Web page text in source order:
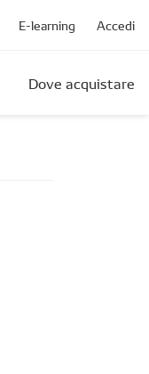
E-learning Accedi
Dove acquistare